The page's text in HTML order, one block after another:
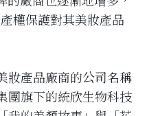
權保護對其美妝產品
妝產品廠商的公司名稱
團旗下的統欣生物科技